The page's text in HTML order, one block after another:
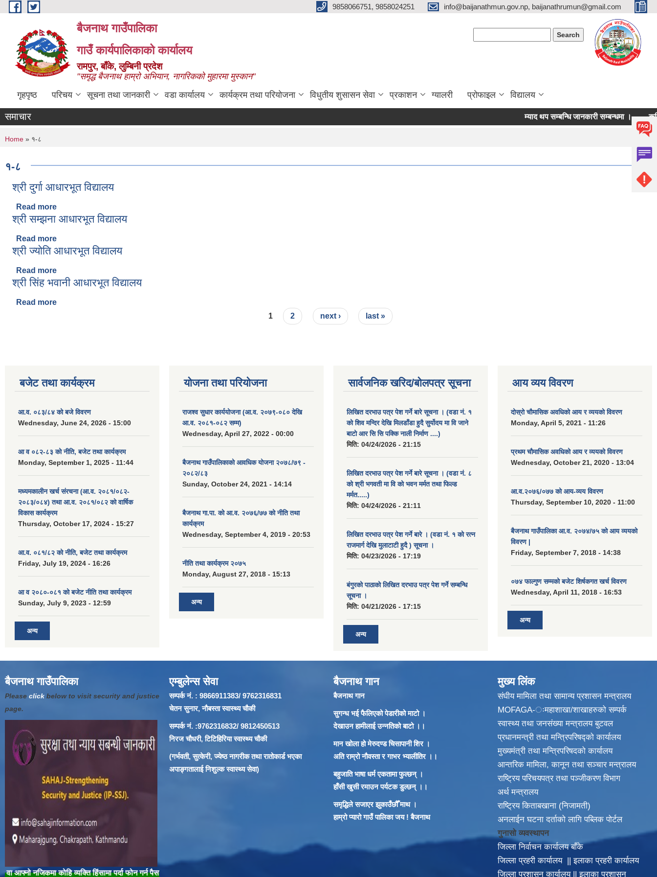
Skip to main content 9858066751, 9858024251 info@baijanathmun.gov.np, baijanathrumun@gmail.com
बैजनाथ गाउँपालिका
गाउँ कार्यपालिकाको कार्यालय
रामपुर, बाँके, लुम्बिनी प्रदेश
"समृद्ध बैजनाथ हाम्रो अभियान, नागरिकको मुहारमा मुस्कान"
गृहपृष्ठ परिचय सूचना तथा जानकारी वडा कार्यालय कार्यक्रम तथा परियोजना विधुतीय शुसासन सेवा प्रकाशन ग्यालरी प्रोफाइल विद्यालय
समाचार म्याद थप सम्बन्धि जानकारी सम्बन्धमा । कृषि
You are here
Home » १-८
१-८
श्री दुर्गा आधारभूत विद्यालय
Read more
श्री सम्झना आधारभूत विद्यालय
Read more
श्री ज्योति आधारभूत विद्यालय
Read more
श्री सिंह भवानी आधारभूत विद्यालय
Read more
1 2 next › last »
बजेट तथा कार्यक्रम
आ.व. ०८३/८४ को बजे विवरण
Wednesday, June 24, 2026 - 15:00
आ व ०८२-८३ को नीति, बजेट तथा कार्यक्रम
Monday, September 1, 2025 - 11:44
मध्यमकालीन खर्च संरचना (आ.व. २०८१/०८२-
२०८३/०८४) तथा आ.व. २०८१/०८२ को वार्षिक
विकास कार्यक्रम
Thursday, October 17, 2024 - 15:27
आ.व. ०८१/८२ को नीति, बजेट तथा कार्यक्रम
Friday, July 19, 2024 - 16:26
आ व २०८०-०८१ को बजेट नीति तथा कार्यक्रम
Sunday, July 9, 2023 - 12:59
अन्य
योजना तथा परियोजना
राजश्व सुधार कार्ययोजना (आ.व. २०७९-०८० देखि
आ.व. २०८१-०८२ सम्म)
Wednesday, April 27, 2022 - 00:00
बैजनाथ गाउँपालिकाको आवधिक योजना २०७८/७९ -
२०८२/८३
Sunday, October 24, 2021 - 14:14
बैजनाथ गा.पा. को आ.व. २०७६/७७ को नीति तथा
कार्यक्रम
Wednesday, September 4, 2019 - 20:53
नीति तथा कार्यक्रम २०७५
Monday, August 27, 2018 - 15:13
अन्य
सार्वजनिक खरिद/बोलपत्र सूचना
लिखित दरभाउ पत्र पेश गर्ने बारे सूचना । (वडा नं. १
को शिव मन्दिर देखि मिलडाँडा हुदै सुर्योदय मा वि जाने
बाटो आर सि सि पक्कि नाली निर्माण ....)
मिति: 04/24/2026 - 21:15
लिखित दरभाउ पत्र पेश गर्ने बारे सूचना । (वडा नं. ८
को श्री भगवती मा वि को भवन मर्मत तथा फिल्ड
मर्मत.....)
मिति: 04/24/2026 - 21:11
लिखित दरभाउ पत्र पेश गर्ने बारे । (वडा नं. १ को रत्न
राजमार्ग देखि मुलाटाटी हुदै ) सूचना ।
मिति: 04/23/2026 - 17:19
बंगुरको पाठाको लिखित दरभाउ पत्र पेश गर्ने सम्बन्धि
सूचना ।
मिति: 04/21/2026 - 17:15
अन्य
आय व्यय विवरण
दोस्रो चौमासिक अवधिको आय र व्ययको विवरण
Monday, April 5, 2021 - 11:26
प्रथम चौमासिक अवधिको आय र व्ययको विवरण
Wednesday, October 21, 2020 - 13:04
आ.व.२०७६/०७७ को आय-व्यय विवरण
Thursday, September 10, 2020 - 11:00
बैजनाथ गाउँपालिका आ.व. २०७४/७५ को आय व्ययको
विवरण |
Friday, September 7, 2018 - 14:38
०७४ फाल्गुण सम्मको बजेट शिर्षकगत खर्च विवरण
Wednesday, April 11, 2018 - 16:53
अन्य
बैजनाथ गाउँपालिका
Please click below to visit security and justice
page.
कोहि व्यक्ति हिंसामा पर्दा फोन गर्न पैसा नलाग्ने नम्बर १००/१०४ मा फोन गरी तुरुन्त प्रहरीलाई खबर गरौँ | "लैंगिक हिँसा विरुद्ध मौनता तोडौ, न्याय खोजौ" घरेलु हिंसा अन्त्य गरौ, सभ्य समाजको निर्माण गरौँ |
एम्बुलेन्स सेवा
सम्पर्क नं. : 9866911383/ 9762316831
चेतन सुनार, नौबस्ता स्वास्थ्य चौकी
सम्पर्क नं. :9762316832/ 9812450513
निरज चौधरी, टिटिहिरिया स्वास्थ्य चौकी
(गर्भवती, सुत्केरी, ज्येष्ठ नागरीक तथा रातोकार्ड भएका
अपाङ्गतालाई निशुल्क स्वास्थ्य सेवा)
बैजनाथ गान
बैजनाथ गान
सुगन्ध भई फैलिएको पेडारीको माटो ।
देखाउन हामीलाई उन्नतिको बाटो ।।
मान खोला हो मेरुदण्ड चिसापानी शिर ।
अति राम्रो नौवस्ता र गाभर भ्यालीतिर ।।
बहुजाति भाषा धर्म एकतामा फुल्छन् ।
हाँसी खुसी रमाउन पर्यटक डुल्छन् ।।
समृद्धिले सजाएर झुकाउँछौँ माथ ।
हाम्रो प्यारो गाउँ पालिका जय ! बैजनाथ
मुख्य लिंक
संघीय मामिला तथा सामान्य प्रशासन मन्त्रालय
MOFAGA-ःमहाशाखा/शाखाहरुको सम्पर्क
स्वास्थ्य तथा जनसंख्या मन्त्रालय बुटवल
प्रधानमन्त्री तथा मन्त्रिपरिषद्को कार्यालय
मुख्यमंत्री तथा मन्त्रिपरिषदको कार्यालय
आन्तरिक मामिला, कानून तथा सञ्चार मन्त्रालय
राष्ट्रिय परिचयपत्र तथा पञ्जीकरण विभाग
अर्थ मन्त्रालय
राष्ट्रिय किताबखाना (निजामती)
अनलाईन घटना दर्ताको लागि पब्लिक पोर्टल
गुनासो व्यवस्थापन
जिल्ला निर्वाचन कार्यालय बाँके
जिल्ला प्रहरी कार्यालय ||इलाका प्रहरी कार्यालय
जिल्ला प्रशासन कार्यालय||इलाका प्रशासन